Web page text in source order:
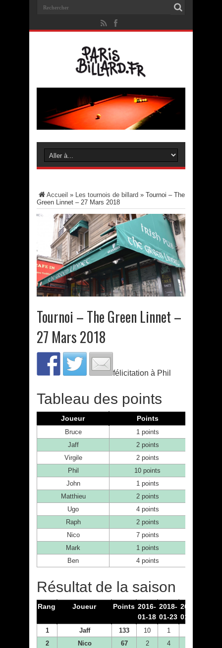
Accueil » Les tournois de billard » Tournoi – The
Green Linnet – 27 Mars 2018
Tournoi – The Green Linnet –
27 Mars 2018
félicitation à Phil
Tableau des points
Joueur Points
Bruce
1 points
Jaff
2 points
Virgile
2 points
Phil
10 points
John
1 points
Matthieu
2 points
Ugo
4 points
Raph
2 points
Nico
7 points
Mark
1 points
Ben
4 points
Résultat de la saison
Rang Joueur Points 2016-
01-18
2018-
01-23
2018-
01-30
1 Jaff 133 10 1
2
Nico 67 2 4